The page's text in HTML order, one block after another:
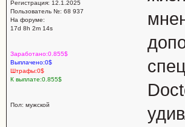
Регистрация: 12.1.2025
Пользователь №: 68 937
На форуме:
17d 8h 2m 14s
Заработано:0.855$
Выплачено:0$
Штрафы:0$
К выплате:0.855$
Пол: мужской